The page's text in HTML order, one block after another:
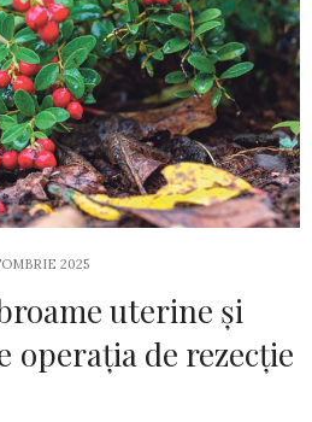
2025
uterine și
operația de rezecție